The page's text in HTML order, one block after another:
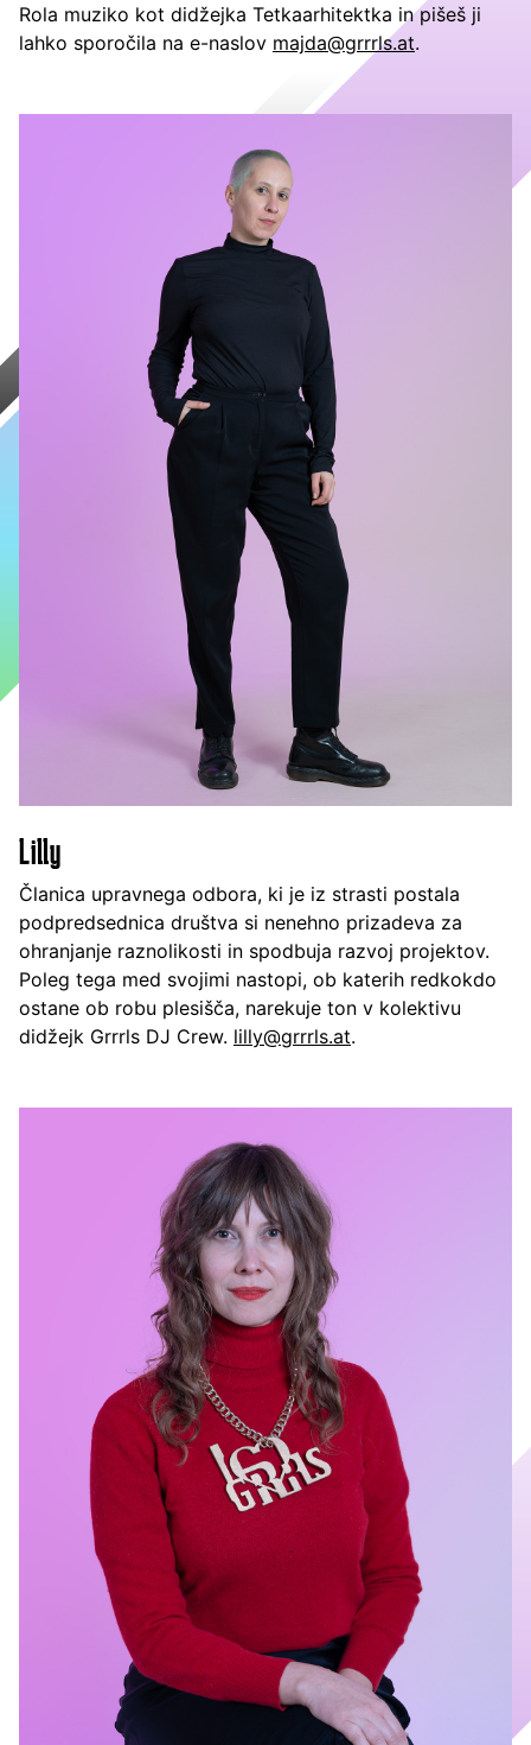
Rola muziko kot didžejka Tetkaarhitektka in pišeš ji
lahko sporočila na e-naslov majda@grrrls.at.
Lilly
Članica upravnega odbora, ki je iz strasti postala
podpredsednica društva si nenehno prizadeva za
ohranjanje raznolikosti in spodbuja razvoj projektov.
Poleg tega med svojimi nastopi, ob katerih redkokdo
ostane ob robu plesišča, narekuje ton v kolektivu
didžejk Grrrls DJ Crew. lilly@grrrls.at.